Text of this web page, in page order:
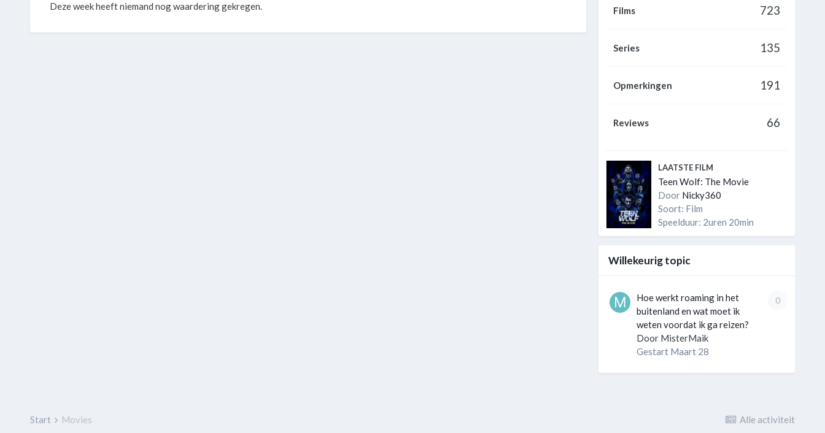
Deze week heeft niemand nog waardering gekregen. Films 723
Series 135
Opmerkingen 191
Reviews 66
LAATSTE FILM
Teen Wolf: The Movie
Door Nicky360
Soort: Film
Speelduur: 2uren 20min
Willekeurig topic
0
Hoe werkt roaming in het
buitenland en wat moet ik
weten voordat ik ga reizen?
Door MisterMaik
Gestart Maart 28
Alle activiteit
Start Movies